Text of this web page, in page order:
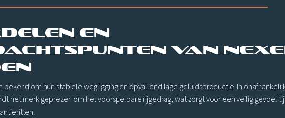
en
van
bekend om hun stabiele wegligging en opvallend lage geluidsproductie. In
het merk geprezen om het voorspelbare rijgedrag, wat zorgt voor een veilig gevoel